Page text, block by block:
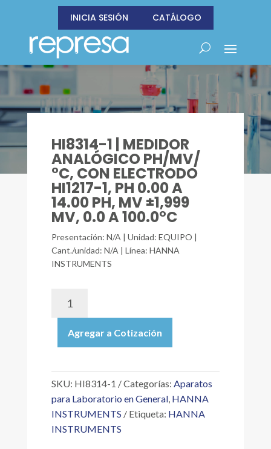
INICIA SESIÓN CATÁLOGO
HI8314-1 | MEDIDOR
ANALÓGICO PH/MV/
°C, CON ELECTRODO
HI1217-1, PH 0.00 A
14.00 PH, MV ±1,999
MV, 0.0 A 100.0°C
Presentación: N/A | Unidad: EQUIPO |
Cant./unidad: N/A | Línea: HANNA
INSTRUMENTS
MEDIDOR
ANALÓGICO
°C,
ELECTRODO
HI1217-
1,
Agregar a Cotización
SKU: HI8314-1 Categorías: Aparatos
para Laboratorio en General, HANNA
INSTRUMENTS
Etiqueta: HANNA
INSTRUMENTS